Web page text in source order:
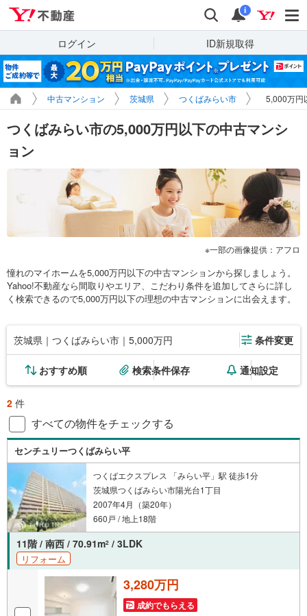
検索 通知
i
ログイン ID新規取得
中古マンション 茨城県 つくばみらい市 5,000万円
つくばみらい市の5,000万円以下の中古マンシ
ョン
一部の画像提供：アフロ
憧れのマイホームを5,000万円以下の中古マンションから探しましょう。
Yahoo!不動産なら間取りやエリア、こだわり条件を追加してさらに詳し
く検索できるので5,000万円以下の理想の中古マンションに出会えます。
茨城県｜つくばみらい市｜5,000万円 条件変更
おすすめ順 検索条件保存 通知設定
2 件
すべての物件をチェックする
センチュリーつくばみらい平
つくばエクスプレス 「みらい平」駅 徒歩1分
茨城県つくばみらい市陽光台1丁目
2007年4月（築20年）
660戸 / 地上18階
11階 / 南西 / 70.91m2 / 3LDK
リフォーム
3,280万円
成約でもらえる